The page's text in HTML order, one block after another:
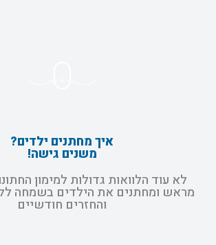
איך מחתנים ילדים?
משנים גישה!
לא עוד הלוואות גדולות למימון
מראש ומחתנים את הילדים בשמחה
והחזרים חודשיים